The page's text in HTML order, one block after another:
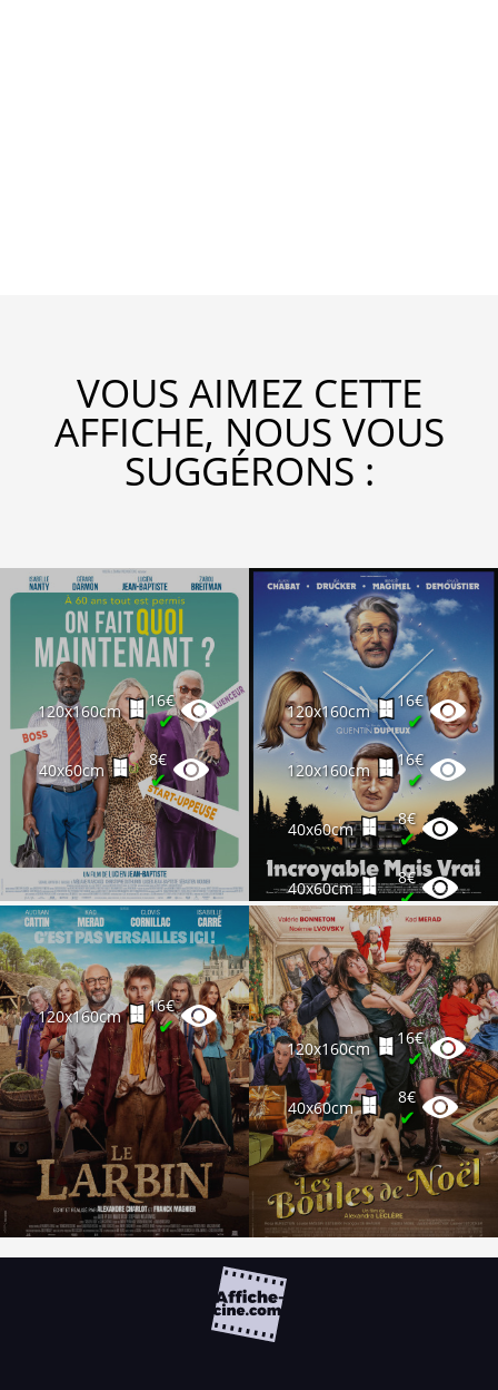
VOUS AIMEZ CETTE
AFFICHE, NOUS VOUS
SUGGÉRONS :
120x160cm
16€
✔
40x60cm
8€
✔
120x160cm
16€
✔
120x160cm
16€
✔
40x60cm
8€
✔
40x60cm
8€
✔
120x160cm
16€
✔
120x160cm
16€
✔
40x60cm
8€
✔